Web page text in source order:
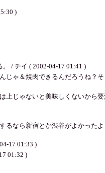
)
/ チイ ( 2002-04-17 01:41 )
ゃ＆焼肉できるんだろうね？
じゃないと美味しくないから
なら新宿とか渋谷がよかったよ
17 01:33 )
01:32 )